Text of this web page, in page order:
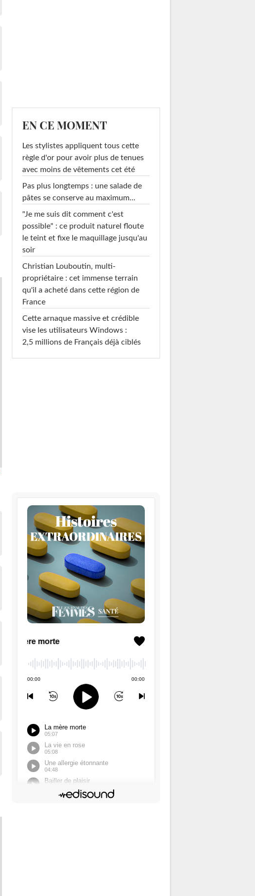
EN CE MOMENT
Les stylistes appliquent tous cette
règle d'or pour avoir plus de tenues
avec moins de vêtements cet été
Pas plus longtemps : une salade de
pâtes se conserve au maximum...
"Je me suis dit comment c'est
possible" : ce produit naturel floute
le teint et fixe le maquillage jusqu'au
soir
Christian Louboutin, multi-
propriétaire : cet immense terrain
qu'il a acheté dans cette région de
France
Cette arnaque massive et crédible
vise les utilisateurs Windows :
2,5 millions de Français déjà ciblés